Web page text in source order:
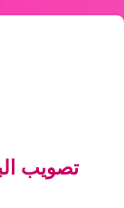
تصويب